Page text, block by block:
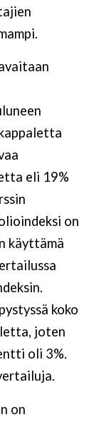
eli 19%
on
käyttämä
koko
joten
oli 3%.
on